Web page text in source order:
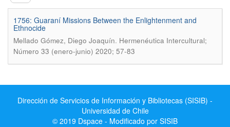
1756: Guaraní­ Missions Between the Enlightenment and
Ethnocide
Mellado Gómez, Diego Joaquí­n. Hermenéutica Intercultural;
Número 33 (enero-junio) 2020; 57-83
Dirección de Servicios de Información y Bibliotecas (SISIB) -
Universidad de Chile
© 2019 Dspace - Modificado por SISIB